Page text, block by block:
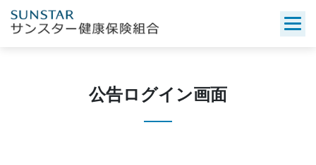
Skip
公告ログイン画面